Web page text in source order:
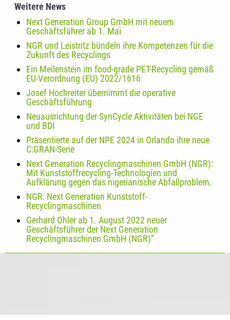
Weitere News
Next Generation Group GmbH mit neuem
Geschäftsführer ab 1. Mai
NGR und Leistritz bündeln ihre Kompetenzen für die
Zukunft des Recyclings
Ein Meilenstein im food-grade PET-Recycling gemäß
EU-Verordnung (EU) 2022/1616
Josef Hochreiter übernimmt die operative
Geschäftsführung
Neuausrichtung der SynCycle Aktivitäten bei NGE
und BDI
Präsentierte auf der NPE 2024 in Orlando ihre neue
C:GRAN-Serie
Next Generation Recyclingmaschinen GmbH (NGR):
Mit Kunststoffrecycling-Technologien und
Aufklärung gegen das nigerianische Abfallproblem.
NGR: Next Generation Kunststoff-
Recyclingmaschinen
Gerhard Ohler ab 1. August 2022 neuer
Geschäftsführer der Next Generation
Recyclingmaschinen GmbH (NGR)“